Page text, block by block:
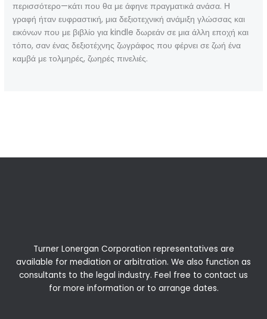
περισσότερο—κάτι που θα με άφηνε πραγματικά ανάσα. Η
γραφή ήταν ευφραστική, μια δεξιοτεχνική ανάμιξη γλώσσας και
εικόνων που με βιβλίο για kindle δωρεάν σε μια άλλη εποχή και
τόπο, σαν ένας δεξιοτέχνης ζωγράφος που φέρνει σε ζωή ένα
καμβά με τολμηρές, ζωηρές πινελιές.
Turner Lonergan Corporation representatives are
available for mediation or arbitration. We also function as
consultants to the legal industry. Feel free to contact us
for more information or to arrange dates.